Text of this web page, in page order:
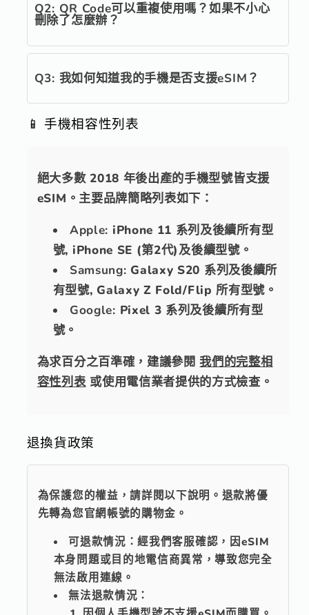
Q2: QR Code可以重複使用嗎？如果不小心
刪除了怎麼辦？
Q3: 我如何知道我的手機是否支援eSIM？
📱 手機相容性列表
絕大多數 2018 年後出產的手機型號皆支援
eSIM。主要品牌簡略列表如下：
Apple: iPhone 11 系列及後續所有型
號, iPhone SE (第2代)及後續型號。
Samsung: Galaxy S20 系列及後續所
有型號, Galaxy Z Fold/Flip 所有型號。
Google: Pixel 3 系列及後續所有型
號。
為求百分之百準確，建議參閱我們的完整相
容性列表或使用電信業者提供的方式檢查。
退換貨政策
為保護您的權益，請詳閱以下說明。 退款將優
先轉為您官網帳號的購物金。
可退款情況：經我們客服確認，因eSIM
本身問題或目的地電信商異常，導致您完全
無法啟用連線。
無法退款情況：